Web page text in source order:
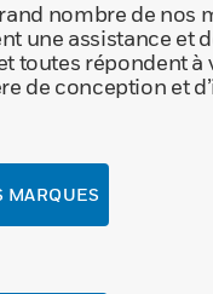
nombre de nos
une assistance et
toutes répondent à
de conception et
MARQUES